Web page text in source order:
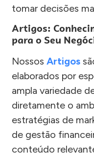
tomar decisões
Artigos:
para o Seu
Nossos Artigos
elaborados por
ampla variedade
diretamente o
estratégias de
de gestão
conteúdo